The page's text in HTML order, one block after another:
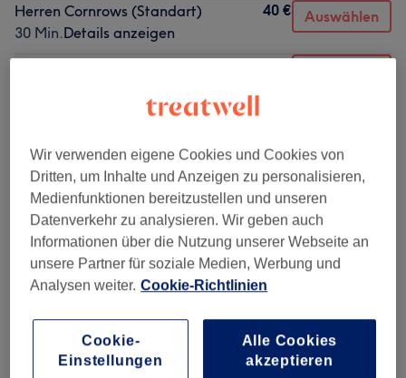
Herren Cornrows (Standart)
30 Min.Details anzeigen
40 € Auswählen
Details anzeigen
50 €
1 Std. Details anzeigen
Auswählen
Alle Services
Haarverlängerung (3)
Herren - Haarschnitte & Stylings (3) ab 40 €
Damen - Haarschnitte & Stylings 7) ab 30 €
Wir verwenden eigene Cookies und Cookies von
Dritten, um Inhalte und Anzeigen zu personalisieren,
Medienfunktionen bereitzustellen und unseren
Datenverkehr zu analysieren. Wir geben auch
Informationen über die Nutzung unserer Webseite an
unsere Partner für soziale Medien, Werbung und
Analysen weiter. Cookie-Richtlinien
Cookie-
Einstellungen
Alle Cookies
akzeptieren